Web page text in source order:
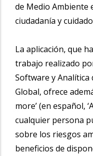
de Medio Ambiente
ciudadanía y
La aplicación, que
trabajo realizado
Software y Analítica
Global, ofrece
more’ (en español,
cualquier persona
sobre los riesgos
beneficios de